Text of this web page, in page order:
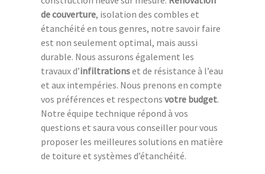
de couverture, isolation des combles et
étanchéité en tous genres, notre savoir faire
est non seulement optimal, mais aussi
durable. Nous assurons également les
travaux d’infiltrationset de résistance à l’eau
et aux intempéries. Nous prenons en compte
vos préférences et respectons votre budget.
Notre équipe technique répond à vos
questions et saura vous conseiller pour vous
proposer les meilleures solutions en matière
de toiture et systèmes d’étanchéité.